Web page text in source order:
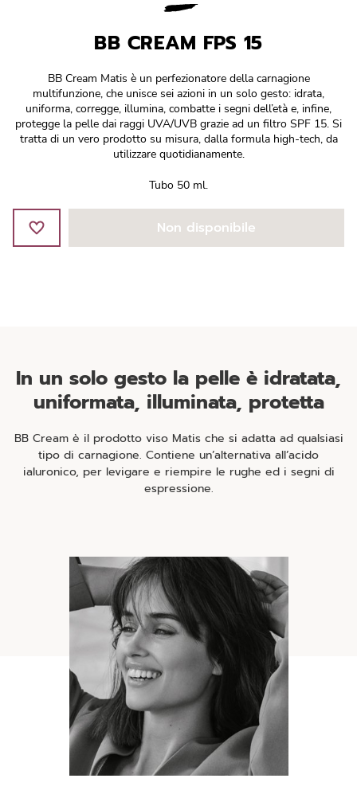
Réponse Délicate
Réponse Éclat
Réponse Cosmake-up
Réponse Body
Réponse Soleil
BB CREAM FPS 15
BB Cream Matis è un perfezionatore della carnagione
multifunzione, che unisce sei azioni in un solo gesto: idrata,
uniforma, corregge, illumina, combatte i segni dell’età e, infine,
protegge la pelle dai raggi UVA/UVB grazie ad un filtro SPF 15. Si
tratta di un vero prodotto su misura, dalla formula high-tech, da
utilizzare quotidianamente.
Tubo 50 ml.
Non disponibile
In un solo gesto la pelle è idratata,
uniformata, illuminata, protetta
BB Cream è il prodotto viso Matis che si adatta ad qualsiasi
tipo di carnagione. Contiene un’alternativa all’acido
ialuronico, per levigare e riempire le rughe ed i segni di
espressione.